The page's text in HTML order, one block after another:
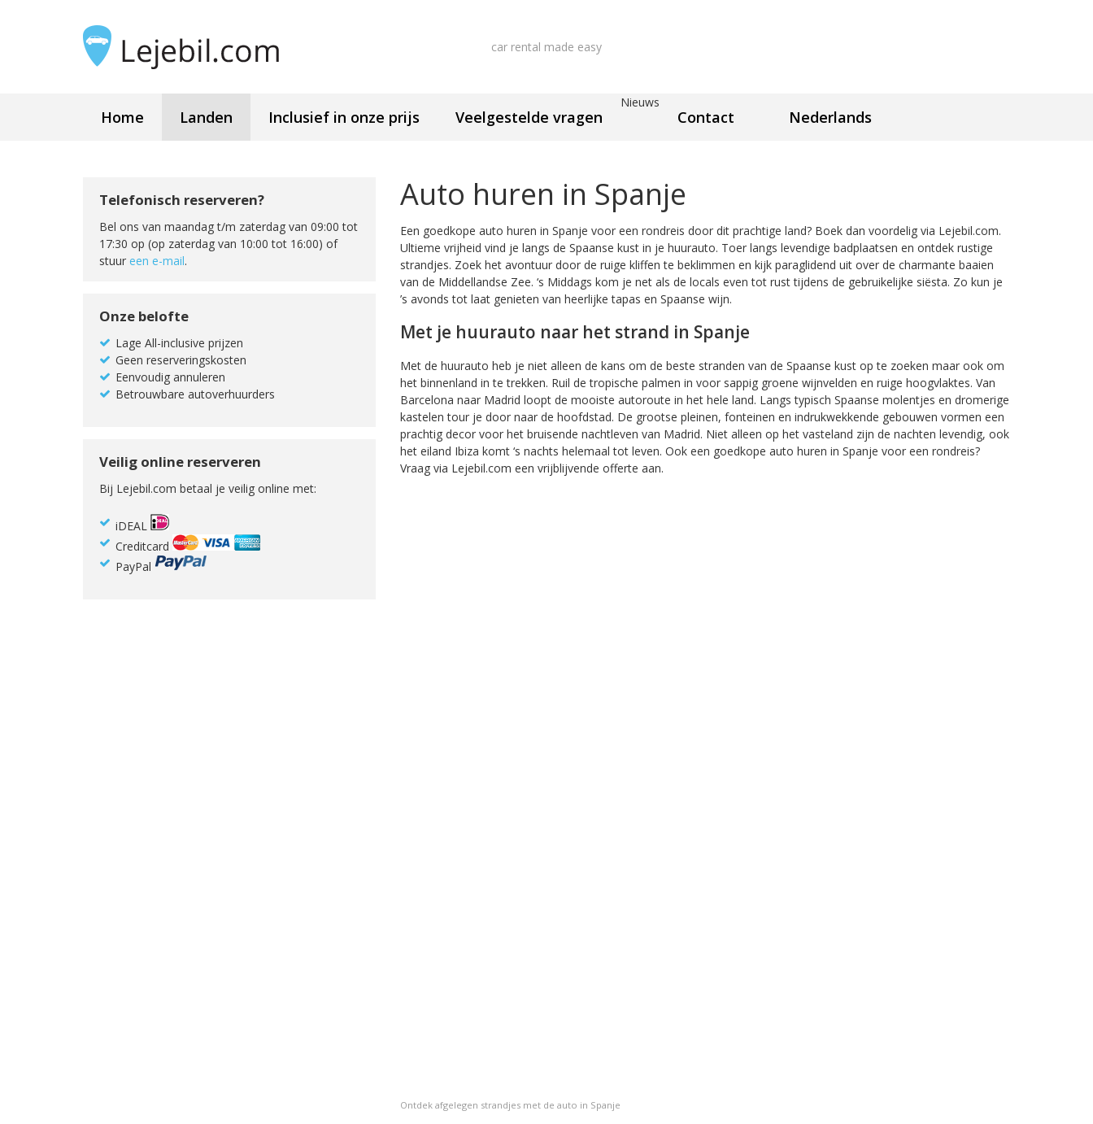
car rental made easy
Home Landen Inclusief in onze prijs Veelgestelde vragen
Nieuws
Contact Nederlands
Telefonisch reserveren?
Bel ons van maandag t/m zaterdag van 09:00 tot
17:30 op (op zaterdag van 10:00 tot 16:00) of
stuur een e-mail.
Onze belofte
Lage All-inclusive prijzen
Geen reserveringskosten
Eenvoudig annuleren
Betrouwbare autoverhuurders
Veilig online reserveren
Bij Lejebil.com betaal je veilig online met:
iDEAL
Creditcard
PayPal
Auto huren in Spanje
Een goedkope auto huren in Spanje voor een rondreis door dit prachtige land? Boek dan voordelig via Lejebil.com.
Ultieme vrijheid vind je langs de Spaanse kust in je huurauto. Toer langs levendige badplaatsen en ontdek rustige
strandjes. Zoek het avontuur door de ruige kliffen te beklimmen en kijk paraglidend uit over de charmante baaien
van de Middellandse Zee. ‘s Middags kom je net als de locals even tot rust tijdens de gebruikelijke siësta. Zo kun je
’s avonds tot laat genieten van heerlijke tapas en Spaanse wijn.
Met je huurauto naar het strand in Spanje
Met de huurauto heb je niet alleen de kans om de beste stranden van de Spaanse kust op te zoeken maar ook om
het binnenland in te trekken. Ruil de tropische palmen in voor sappig groene wijnvelden en ruige hoogvlaktes. Van
Barcelona naar Madrid loopt de mooiste autoroute in het hele land. Langs typisch Spaanse molentjes en dromerige
kastelen tour je door naar de hoofdstad. De grootse pleinen, fonteinen en indrukwekkende gebouwen vormen een
prachtig decor voor het bruisende nachtleven van Madrid. Niet alleen op het vasteland zijn de nachten levendig, ook
het eiland Ibiza komt ‘s nachts helemaal tot leven. Ook een goedkope auto huren in Spanje voor een rondreis?
Vraag via Lejebil.com een vrijblijvende offerte aan.
Ontdek afgelegen strandjes met de auto in Spanje